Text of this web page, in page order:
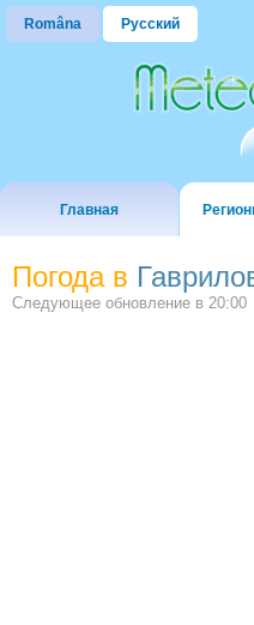
Româna Русский
Главная
Погода в
Следующее обновление в 20:00